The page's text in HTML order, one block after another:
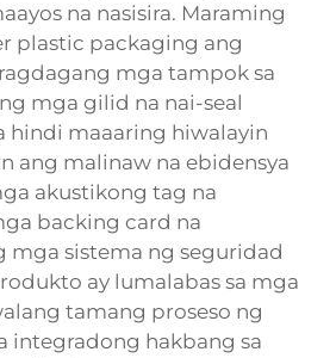
na nasisira. Maraming
plastic packaging ang
mga tampok sa
mga gilid na nai-seal
hindi maaaring hiwalayin
ang malinaw na ebidensya
akustikong tag na
backing card na
mga sistema ng seguridad
ay lumalabas sa mga
tamang proseso ng
integradong hakbang sa